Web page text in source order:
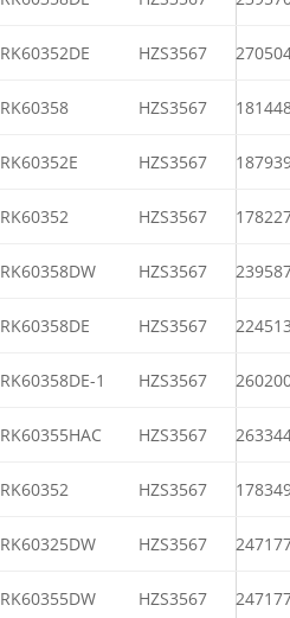
RK60352DE HZS3567
RK60358 HZS3567
RK60352E HZS3567
RK60352 HZS3567
RK60358DW HZS3567
RK60358DE HZS3567
RK60358DE-1 HZS3567
RK60355HAC HZS3567
RK60352 HZS3567
RK60325DW HZS3567
RK60355DW HZS3567